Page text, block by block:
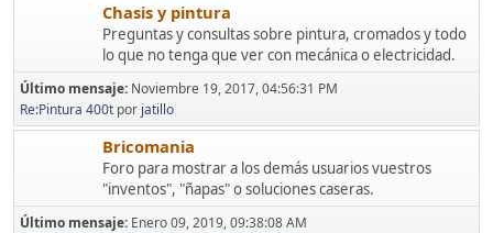
Chasis y pintura
Preguntas y consultas sobre pintura, cromados y todo
lo que no tenga que ver con mecánica o electricidad.
Último mensaje: Noviembre 19, 2017, 04:56:31 PM
Re:Pintura 400t por jatillo
Bricomania
Foro para mostrar a los demás usuarios vuestros
"inventos", "ñapas" o soluciones caseras.
Último mensaje: Enero 09, 2019, 09:38:08 AM